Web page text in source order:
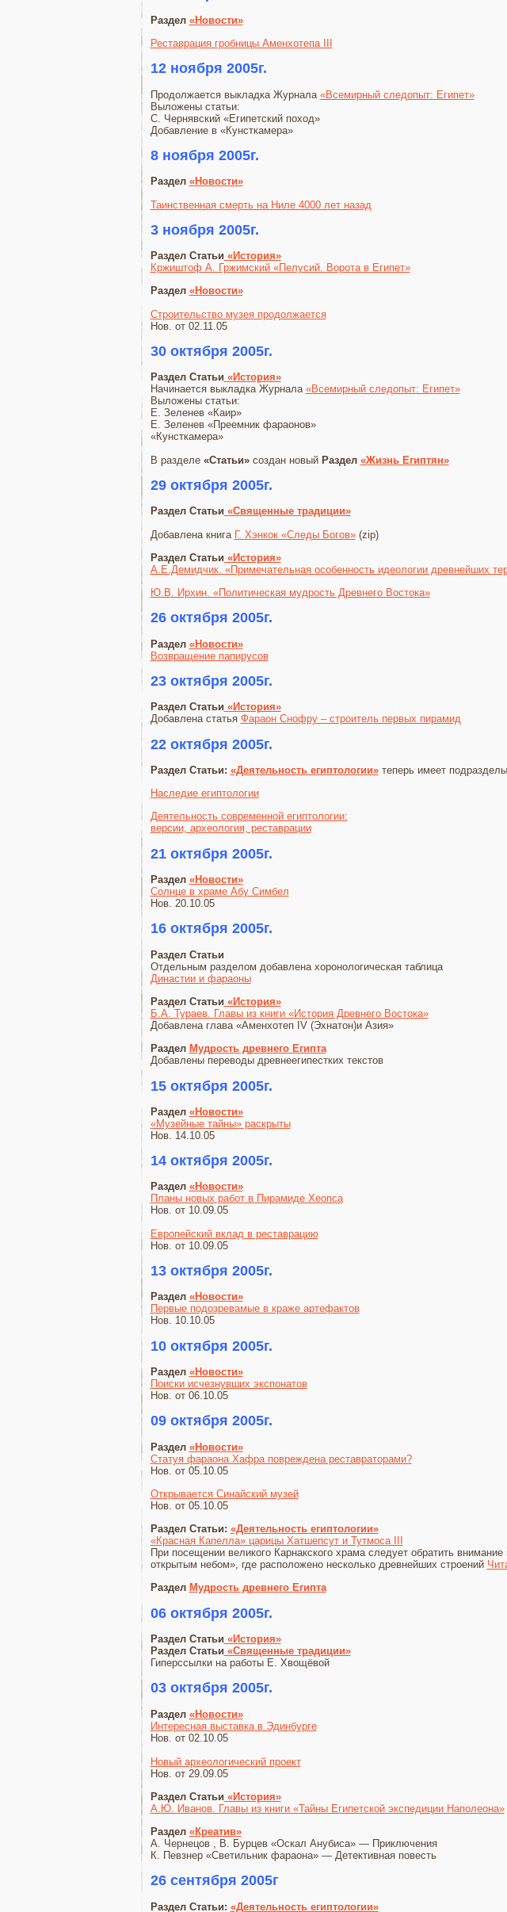
Раздел «Новости»
Реставрация гробницы Аменхотепа III
12 ноября 2005г.
Продолжается выкладка Журнала «Всемирный следопыт: Египет»
Выложены статьи:
С. Чернявский «Египетский поход»
Добавление в «Кунсткамера»
8 ноября 2005г.
Раздел «Новости»
Таинственная смерть на Ниле 4000 лет назад
3 ноября 2005г.
Раздел Статьи «История»
Кржиштоф А. Гржимский «Пелусий. Ворота в Египет»
Раздел «Новости»
Строительство музея продолжается
Нов. от 02.11.05
30 октября 2005г.
Раздел Статьи «История»
Начинается выкладка Журнала «Всемирный следопыт: Египет»
Выложены статьи:
Е. Зеленев «Каир»
Е. Зеленев «Преемник фараонов»
«Кунсткамера»
В разделе «Статьи» создан новый Раздел «Жизнь Египтян»
29 октября 2005г.
Раздел Статьи «Священные традиции»
Добавлена книга Г. Хэнкок «Следы Богов»(zip)
Раздел Статьи «История»
А.Е.Демидчик. «Примечательная особенность идеологии древнейших
Ю.В. Ирхин. «Политическая мудрость Древнего Востока»
26 октября 2005г.
Раздел «Новости»
Возвращение папирусов
23 октября 2005г.
Раздел Статьи «История»
Добавлена статья Фараон Снофру – строитель первых пирамид
22 октября 2005г.
Раздел Статьи: «Деятельность египтологии»теперь имеет
Наследие египтологии
Деятельность современной египтологии:
версии, археология, реставрации
21 октября 2005г.
Раздел «Новости»
Солнце в храме Абу Симбел
Нов. 20.10.05
16 октября 2005г.
Раздел Статьи
Отдельным разделом добавлена хоронологическая таблица
Династии и фараоны
Раздел Статьи «История»
Б.А. Тураев. Главы из книги «История Древнего Востока»
Добавлена глава «Аменхотеп IV (Эхнатон)и Азия»
Раздел Мудрость древнего Египта
Добавлены переводы древнеегипестких текстов
15 октября 2005г.
Раздел «Новости»
«Музейные тайны» раскрыты
Нов. 14.10.05
14 октября 2005г.
Раздел «Новости»
Планы новых работ в Пирамиде Хеопса
Нов. от 10.09.05
Европейский вклад в реставрацию
Нов. от 10.09.05
13 октября 2005г.
Раздел «Новости»
Первые подозревамые в краже артефактов
Нов. 10.10.05
10 октября 2005г.
Раздел «Новости»
Поиски исчезнувших экспонатов
Нов. от 06.10.05
09 октября 2005г.
Раздел «Новости»
Статуя фараона Хафра повреждена реставраторами?
Нов. от 05.10.05
Открывается Синайский музей
Нов. от 05.10.05
Раздел Статьи: «Деятельность египтологии»
«Красная Капелла» царицы Хатшепсут и Тутмоса III
При посещении великого Карнакского храма следует обратить
открытым небом», где расположено несколько древнейших строений
Раздел Мудрость древнего Египта
06 октября 2005г.
Раздел Статьи «История»
Раздел Статьи «Священные традиции»
Гиперссылки на работы Е. Хвощёвой
03 октября 2005г.
Раздел «Новости»
Интересная выставка в Эдинбурге
Нов. от 02.10.05
Новый археологический проект
Нов. от 29.09.05
Раздел Статьи «История»
А.Ю. Иванов. Главы из книги «Тайны Египетской экспедиции Наполеона»
Раздел «Креатив»
А. Чернецов , В. Бурцев «Оскал Анубиса» — Приключения
К. Певзнер «Светильник фараона» — Детективная повесть
26 сентября 2005г
Раздел Статьи: «Деятельность египтологии»